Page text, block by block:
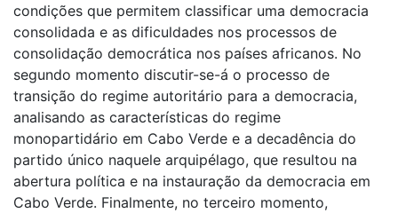
condições que permitem classificar uma democracia
consolidada e as dificuldades nos processos de
consolidação democrática nos países africanos. No
segundo momento discutir-se-á o processo de
transição do regime autoritário para a democracia,
analisando as características do regime
monopartidário em Cabo Verde e a decadência do
partido único naquele arquipélago, que resultou na
abertura política e na instauração da democracia em
Cabo Verde. Finalmente, no terceiro momento,